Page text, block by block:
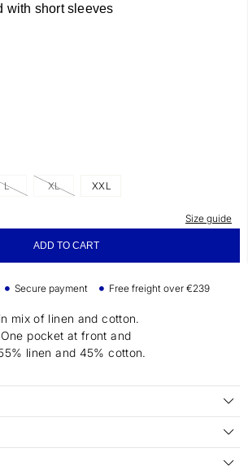
with short sleeves
L XL XXL
Size guide
ADD TO CART
Secure payment Free freight over €239
mix of linen and cotton.
pocket at front and
linen and 45% cotton.